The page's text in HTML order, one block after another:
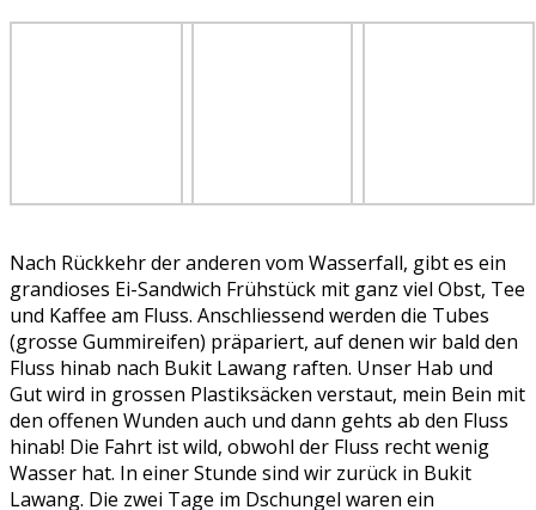
Nach Rückkehr der anderen vom Wasserfall, gibt es ein
grandioses Ei-Sandwich Frühstück mit ganz viel Obst, Tee
und Kaffee am Fluss. Anschliessend werden die Tubes
(grosse Gummireifen) präpariert, auf denen wir bald den
Fluss hinab nach Bukit Lawang raften. Unser Hab und
Gut wird in grossen Plastiksäcken verstaut, mein Bein mit
den offenen Wunden auch und dann gehts ab den Fluss
hinab! Die Fahrt ist wild, obwohl der Fluss recht wenig
Wasser hat. In einer Stunde sind wir zurück in Bukit
Lawang. Die zwei Tage im Dschungel waren ein